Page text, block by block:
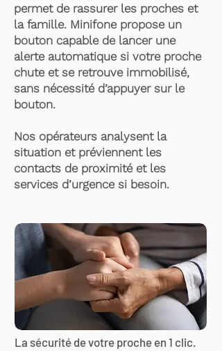
permet de rassurer les proches et
la famille. Minifone propose un
bouton capable de lancer une
alerte automatique si votre proche
chute et se retrouve immobilisé,
sans nécessité d’appuyer sur le
bouton.
Nos opérateurs analysent la
situation et préviennent les
contacts de proximité et les
services d’urgence si besoin.
La sécurité de votre proche en 1 clic.